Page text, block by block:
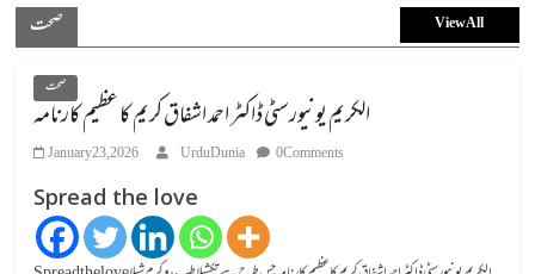
صحت View All
صحت
الکریم یونیورسٹی ڈاکٹر احمد اشفاق کریم کا عظیم کارنامہ
January 23, 2026 UrduDunia 0 Comments
Spread the love